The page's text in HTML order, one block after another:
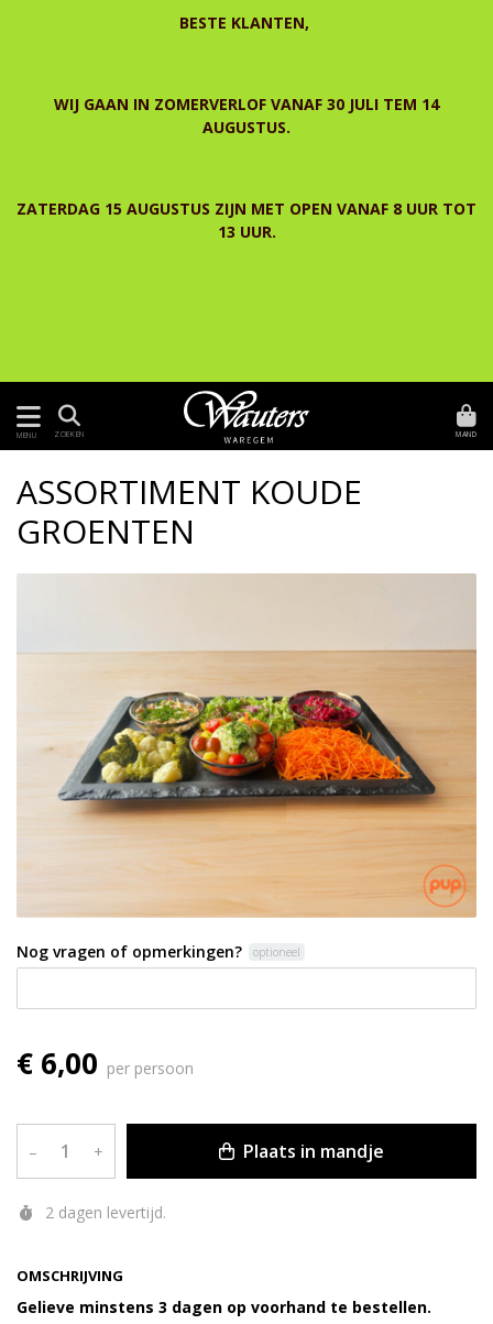
BESTE KLANTEN,
WIJ GAAN IN ZOMERVERLOF VANAF 30 JULI TEM 14
AUGUSTUS.
ZATERDAG 15 AUGUSTUS ZIJN MET OPEN VANAF 8 UUR TOT
13 UUR.
MENU ZOEKEN MAND
OMSCHRIJVING
Gelieve minstens 3 dagen op voorhand te bestellen.
ASSORTIMENT KOUDE
GROENTEN
Nog vragen of opmerkingen? optioneel
€ 6,00 per persoon
– + Plaats in mandje
2 dagen levertijd.